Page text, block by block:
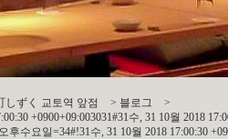
しずく 교토역 앞점 > 블로그
>
+0900+09:003031#31수, 31 10월 2018
후수요일=34#!31수, 31 10월 2018 17:00:30